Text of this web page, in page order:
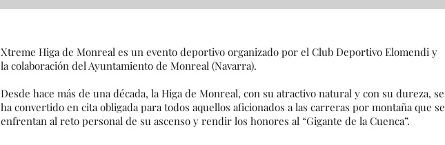
Xtreme Higa de Monreal es un evento deportivo organizado por el Club Deportivo Elomendi y
la colaboración del Ayuntamiento de Monreal (Navarra).
Desde hace más de una década, la Higa de Monreal, con su atractivo natural y con su dureza, se
ha convertido en cita obligada para todos aquellos aficionados a las carreras por montaña que se
enfrentan al reto personal de su ascenso y rendir los honores al “Gigante de la Cuenca”.